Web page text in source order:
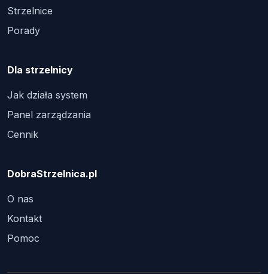
Strzelnice
Porady
Dla strzelnicy
Jak działa system
Panel zarządzania
Cennik
DobraStrzelnica.pl
O nas
Kontakt
Pomoc